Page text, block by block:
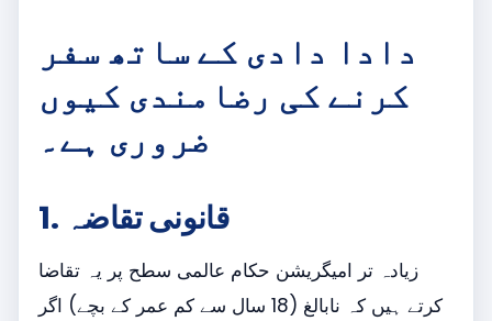
دادا دادی کے ساتھ سفر
کرنے کی رضامندی کیوں
ضروری ہے۔
1. قانونی تقاضہ
زیادہ تر امیگریشن حکام عالمی سطح پر یہ تقاضا
کرتے ہیں کہ نابالغ (18 سال سے کم عمر کے بچے) اگر